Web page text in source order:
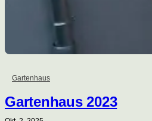
Gartenhaus
Gartenhaus 2023